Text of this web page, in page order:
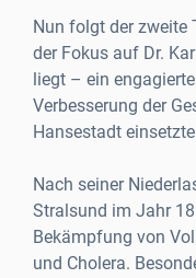
Nun folgt der zweite
der Fokus auf Dr.
liegt – ein
Verbesserung der
Hansestadt
Nach seiner
Stralsund im Jahr
Bekämpfung von
und Cholera.